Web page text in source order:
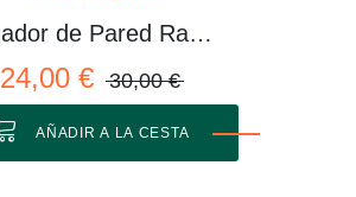
Colgador de Pared Rama 01 M
24,00 € 30,00 €
AÑADIR A LA CESTA